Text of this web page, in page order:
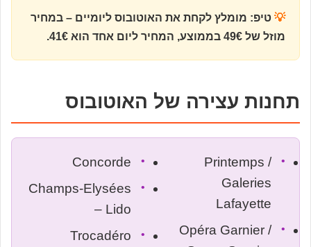
💡 טיפ: מומלץ לקחת את האוטובוס ליומיים – במחיר
מוזל של 49€ בממוצע, המחיר ליום אחד הוא 41€.
תחנות עצירה של האוטובוס
•
Printemps /
Galeries
Lafayette
•
Opéra Garnier /
•
Concorde
•
Champs-Elysées
– Lido
•
Trocadéro